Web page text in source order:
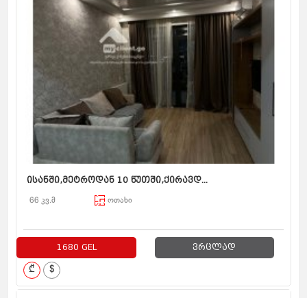
ისანში,მეტროდან 10 წუთში,ქირავდ...
66 კვ.მ ოთახი
1680 GEL ვრცლად
₾ $